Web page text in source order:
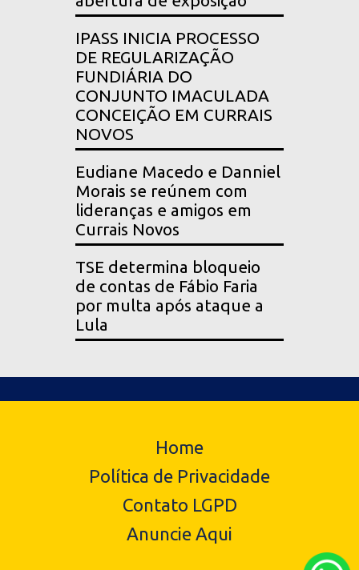
IPASS INICIA PROCESSO
DE REGULARIZAÇÃO
FUNDIÁRIA DO
CONJUNTO IMACULADA
CONCEIÇÃO EM CURRAIS
NOVOS
Eudiane Macedo e Danniel
Morais se reúnem com
lideranças e amigos em
Currais Novos
TSE determina bloqueio
de contas de Fábio Faria
por multa após ataque a
Lula
Home
Política de Privacidade
Contato LGPD
Anuncie Aqui